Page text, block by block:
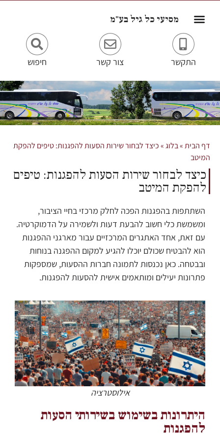
מסיעי כל גיל בע"מ
התקשר צור קשר חיפוש
דף הבית»בלוג»כיצד לבחור שירות הסעות להפגנות: טיפים להפקת
המיטב
כיצד לבחור שירות הסעות להפגנות: טיפים
להפקת המיטב
השתתפות בהפגנות הפכה לחלק מרכזי בחיי הציבור,
ומשמשת כלי חשוב להבעת דעות ולשמירה על הדמוקרטיה.
עם זאת, אחד האתגרים המרכזיים עבור מארגני ההפגנות
הוא להבטיח שכולם יוכלו להגיע למקום ההפגנה בנוחות
ובבטחה. כאן נכנסות לתמונה חברות ההסעות, שמספקות
פתרונות יעילים ומותאמים אישית להסעות להפגנות.
אילוסטרציה
היתרונות בשימוש בשירותי הסעות
להפגנות